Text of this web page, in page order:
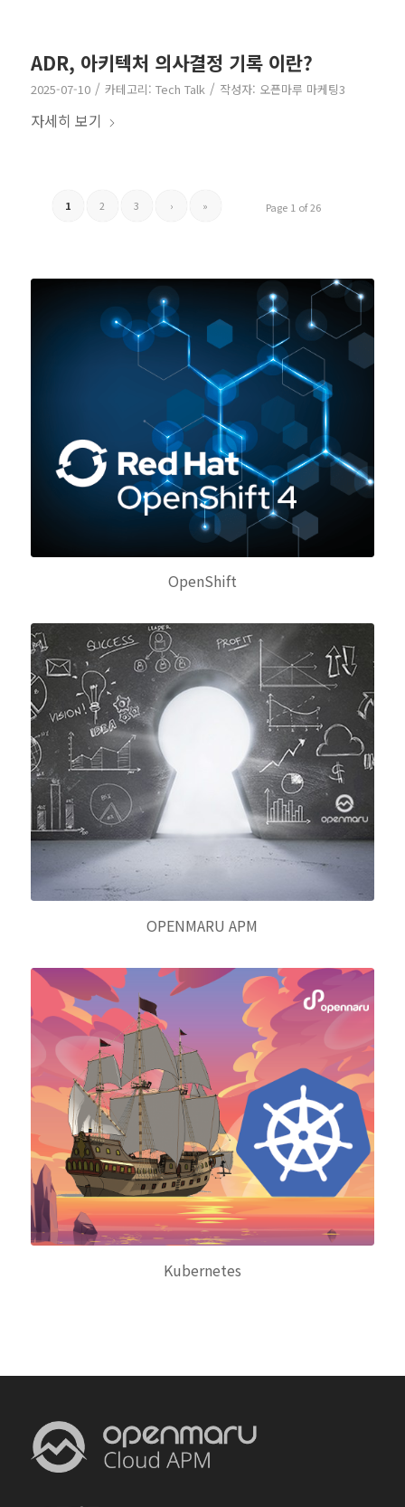
ADR, 아키텍처 의사결정 기록 이란?
2025-07-10 / 카테고리: Tech Talk / 작성자: 오픈마루 마케팅3
자세히 보기
Page 1 of 26
1 2 3 › »
OpenShift
OPENMARU APM
Kubernetes